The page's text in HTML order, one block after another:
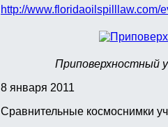
http://www.floridaoilspilllaw.com/
Приповерхностный
8 января 2011
Сравнительные космоснимки